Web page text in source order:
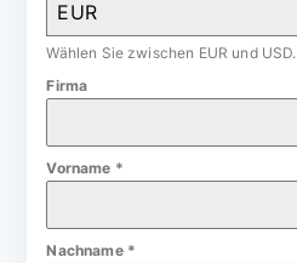
EUR
Wählen Sie zwischen EUR und USD.
Firma
Vorname *
Nachname *